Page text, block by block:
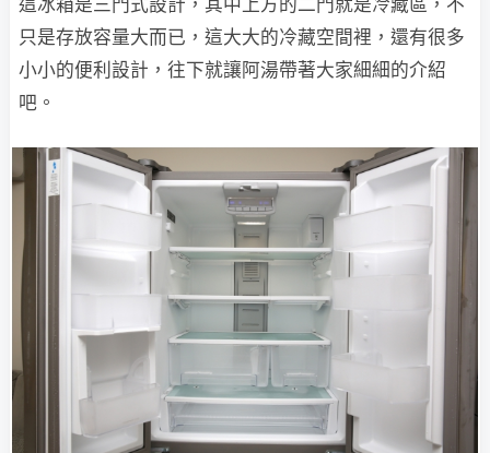
這冰箱是三門式設計，其中上方的二門就是冷藏區，不
只是存放容量大而已，這大大的冷藏空間裡，還有很多
小小的便利設計，往下就讓阿湯帶著大家細細的介紹
吧。